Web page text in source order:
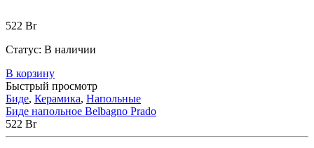
522 Br
Статус: В наличии
В корзину
Быстрый просмотр
Биде, Керамика, Напольные
Биде напольное Belbagno Prado
522 Br